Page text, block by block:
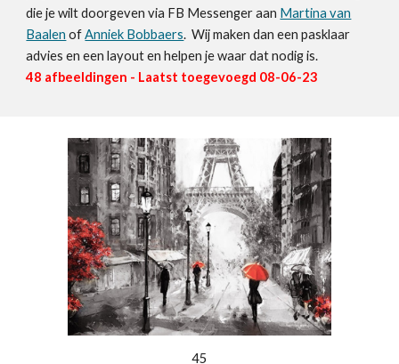
die je wilt doorgeven via FB Messenger aan Martina van
Baalen ofAnniek Bobbaers. Wij maken dan een pasklaar
advies en een layout en helpen je waar dat nodig is.
48 afbeeldingen - Laatst toegevoegd 08-06-23
45